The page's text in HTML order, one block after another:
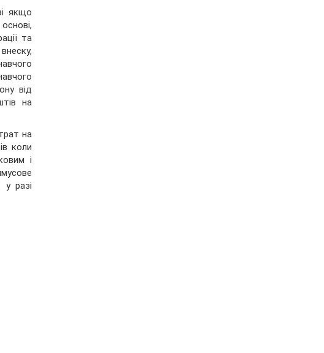
якщо
та
від
на
на
коли
і
разі